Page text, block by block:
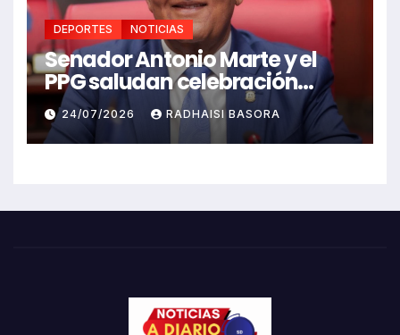
DEPORTES NOTICIAS
Senador Antonio Marte y el
PPG saludan celebración
Juegos Centroamericanos
24/07/2026 RADHAISI BASORA